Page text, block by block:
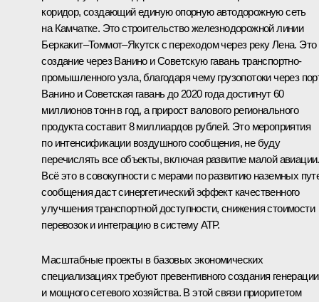
коридор, создающий единую опорную автодорожную сеть
на Камчатке. Это строительство железнодорожной линии
Беркакит–Томмот–Якутск с переходом через реку Лена. Это
создание через Ванино и Советскую гавань транспортно-
промышленного узла, благодаря чему грузопотоки через
Ванино и Советская гавань до 2020 года достигнут 60
миллионов тонн в год, а прирост валового регионального
продукта составит 8 миллиардов рублей. Это мероприятия
по интенсификации воздушного сообщения, не буду
перечислять все объекты, включая развитие малой авиации.
Всё это в совокупности с мерами по развитию наземных
сообщения даст синергетический эффект качественного
улучшения транспортной доступности, снижения стоимости
перевозок и интеграцию в систему АТР.
Масштабные проекты в базовых экономических
специализациях требуют превентивного создания генерации
и мощного сетевого хозяйства. В этой связи приоритетом